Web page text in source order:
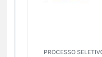
PROCESSO